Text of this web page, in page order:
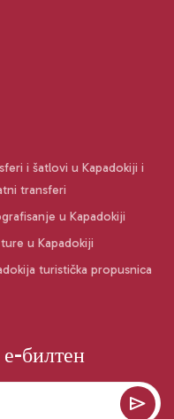
i šatlovi u Kapadokiji i
transferi
u Kapadokiji
ture u Kapadokiji
turistička propusnica
билтен